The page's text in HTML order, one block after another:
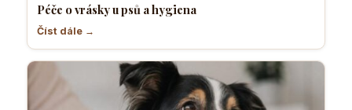
Péče o vrásky u psů a hygiena
Číst dále →